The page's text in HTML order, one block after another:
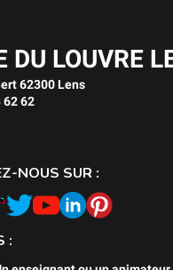
DU LOUVRE
62300 Lens
62 62
NOUS SUR :
: